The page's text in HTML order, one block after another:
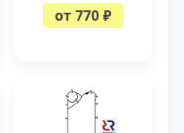
от 770 ₽